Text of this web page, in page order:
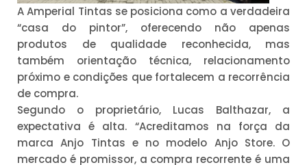
A Amperial Tintas se posiciona como a verdadeira
“casa do pintor”, oferecendo não apenas
produtos de qualidade reconhecida, mas
também orientação técnica, relacionamento
próximo e condições que fortalecem a recorrência
de compra.
Segundo o proprietário, Lucas Balthazar, a
expectativa é alta. “Acreditamos na força da
marca Anjo Tintas e no modelo Anjo Store. O
mercado é promissor, a compra recorrente é uma